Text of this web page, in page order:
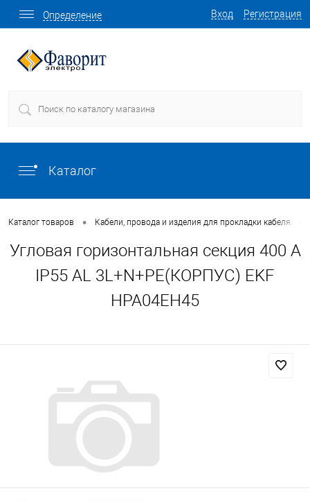
Вход Регистрация
Определение
Каталог
Каталог товаров • Кабели, провода и изделия для прокладки кабеля
Угловая горизонтальная секция 400 А
IP55 AL 3L+N+PE(КОРПУС) EKF
HPA04EH45